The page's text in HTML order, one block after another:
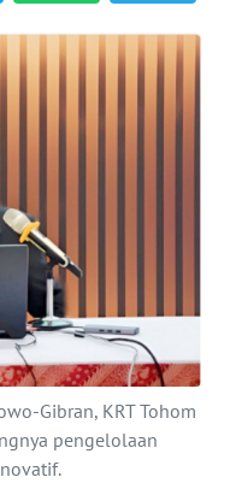
Gibran, KRT Tohom
pengelolaan